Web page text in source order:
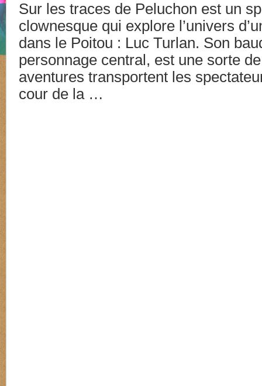
Sur les traces de Peluchon est un
clownesque qui explore l’univers
dans le Poitou : Luc Turlan. Son
personnage central, est une sorte
aventures transportent les
cour de la …